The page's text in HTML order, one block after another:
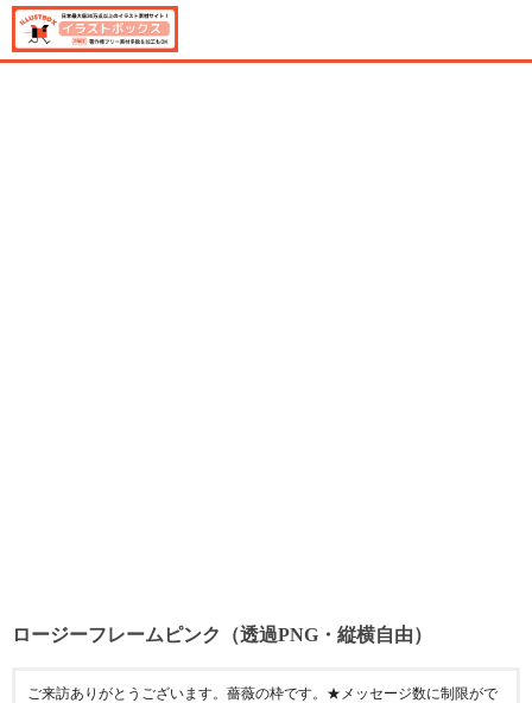
ロージーフレームピンク（透過PNG・縦横自由）
ご来訪ありがとうございます。薔薇の枠です。★メッセージ数に制限がで